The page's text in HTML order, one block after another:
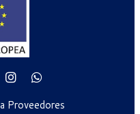
Proveedores